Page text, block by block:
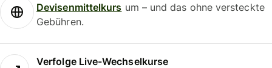
Devisenmittelkurs um – und das ohne versteckte
Gebühren.
Verfolge Live-Wechselkurse